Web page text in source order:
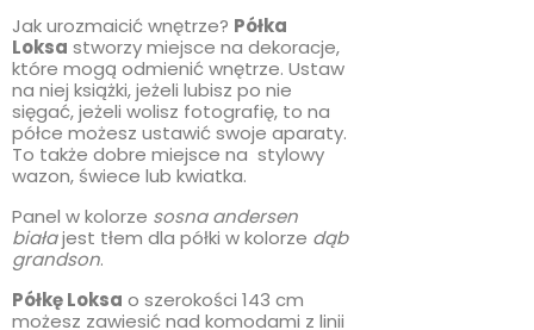
Jak urozmaicić wnętrze? Półka
Loksa stworzy miejsce na dekoracje,
które mogą odmienić wnętrze. Ustaw
na niej książki, jeżeli lubisz po nie
sięgać, jeżeli wolisz fotografię, to na
półce możesz ustawić swoje aparaty.
To także dobre miejsce na stylowy
wazon, świece lub kwiatka.
Panel w kolorze sosna andersen
białajest tłem dla półki w kolorze dąb
grandson.
Półkę Loksa o szerokości 143 cm
możesz zawiesić nad komodami z linii